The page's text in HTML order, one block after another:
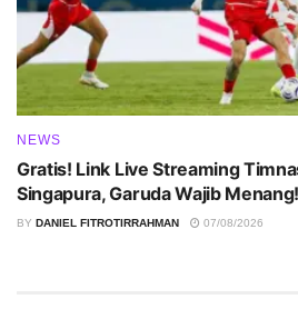
NEWS
Gratis! Link Live Streaming
Singapura, Garuda Wajib Menang!
BY DANIEL FITROTIRRAHMAN 07/08/2026